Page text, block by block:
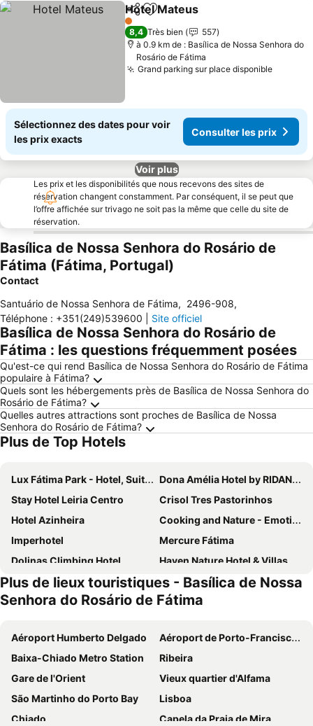
PartagerAjouter à mes favoris
Hotel Mateus
1 Étoiles
8,4 Très bien
557
à 0.9 km de : Basílica de Nossa Senhora do
Rosário de Fátima
Grand parking sur place disponible
Sélectionnez des dates pour voir
les prix exacts
Consulter les prix
Voir plus
Les prix et les disponibilités que nous recevons des sites de
réservation changent constamment. Par conséquent, il se peut que
l’offre affichée sur trivago ne soit pas la même que celle du site de
réservation.
Basílica de Nossa Senhora do Rosário de
Fátima (Fátima, Portugal)
Contact
Santuário de Nossa Senhora de Fátima, 2496-908,
Téléphone : +351(249)539600 Site officiel
Basílica de Nossa Senhora do Rosário de
Fátima : les questions fréquemment posées
Qu'est-ce qui rend Basílica de Nossa Senhora do Rosário de Fátima
populaire à Fátima?
Quels sont les hébergements près de Basílica de Nossa Senhora do
Rosário de Fátima?
Quelles autres attractions sont proches de Basílica de Nossa
Senhora do Rosário de Fátima?
Plus de Top Hotels
Lux Fátima Park - Hotel, Suites & Residence
Dona Amélia Hotel by RIDAN Hotels
Stay Hotel Leiria Centro
Crisol Tres Pastorinhos
Hotel Azinheira
Cooking and Nature - Emotional Hotel
Imperhotel
Mercure Fátima
Dolinas Climbing Hotel
Haven Nature Hotel & Villas
B&B HOTEL Leiria Fatima
Hotel Santa Maria
Dom Goncalo Hotel & Spa
ibis Leiria Fatima
Hotel Lis Batalha
Flag Hotel Fátima Irmãs Dominicanas
Hotel Eurosol Alcanena
Hotel Estrela De Fatima
Aires da Serra Hotel
Hotel Sao Jose
Hotel Regina
Hotel Rosa Mística by Umbral
Steyler Fatima Hotel & Congress
Essence Inn Marianos Hotel
Plus de lieux touristiques - Basílica de Nossa
Senhora do Rosário de Fátima
Aéroport Humberto Delgado
Aéroport de Porto-Francisco Sá-Carneiro
Baixa-Chiado Metro Station
Ribeira
Gare de l'Orient
Vieux quartier d'Alfama
São Martinho do Porto Bay
Lisboa
Chiado
Capela da Praia de Mira